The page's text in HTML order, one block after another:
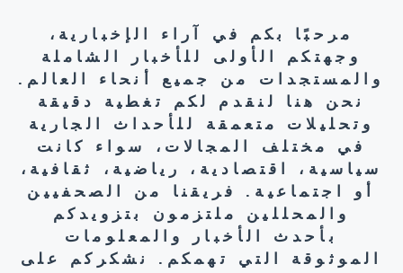
مرحبًا بكم في آراء الإخبارية،
وجهتكم الأولى للأخبار الشاملة
والمستجدات من جميع أنحاء العالم.
نحن هنا لنقدم لكم تغطية دقيقة
وتحليلات متعمقة للأحداث الجارية
في مختلف المجالات، سواء كانت
سياسية، اقتصادية، رياضية، ثقافية،
أو اجتماعية. فريقنا من الصحفيين
والمحللين ملتزمون بتزويدكم
بأحدث الأخبار والمعلومات
الموثوقة التي تهمكم. نشكركم على